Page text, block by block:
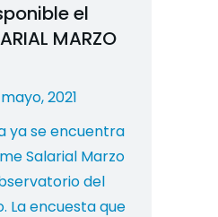
el
MARZO
mayo, 2021
ya se encuentra
Salarial Marzo
del
La encuesta que